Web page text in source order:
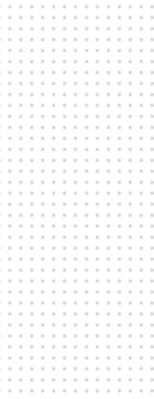
Mar 14, 2024
nya
konsertarenan